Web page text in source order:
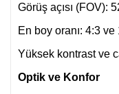
Görüş açısı (FOV):
En boy oranı: 4:3
Yüksek kontrast ve
Optik ve Konfor